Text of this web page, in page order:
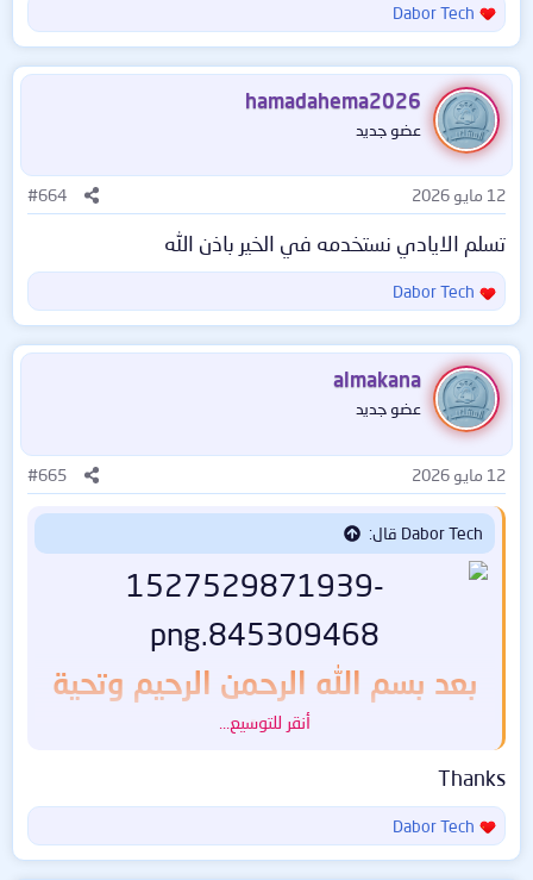
ا
ل
ت
ف
ا
ع
ا
ت
Dabor Tech
hamadahema2026
عضو جديد
12 مايو 2026 #664
تسلم الايادي نستخدمه في الخير باذن الله
ا
ل
ت
ف
ا
ع
ا
ت
:
Dabor Tech
almakana
عضو جديد
12 مايو 2026 #665
Dabor Tech قال:
بعد بسم الله الرحمن الرحيم وتحية
الإسلام
أقدم لكم أحبي وأخوتي بالله
الأداه الحصريه والمميزه
أنقر للتوسيع...
Thanks
ا
ل
Dabor Tech